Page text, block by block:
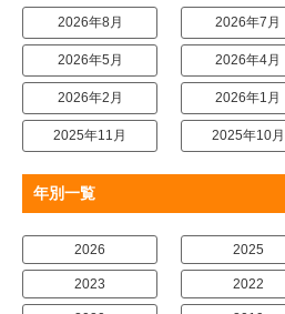
2026年8月 2026年7月
2026年5月 2026年4月
2026年2月 2026年1月
2025年11月 2025年10月
年別一覧
2026 2025
2023 2022